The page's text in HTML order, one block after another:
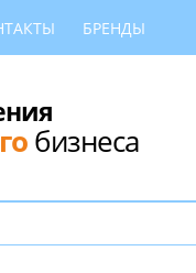
БРЕНДЫ
бизнеса